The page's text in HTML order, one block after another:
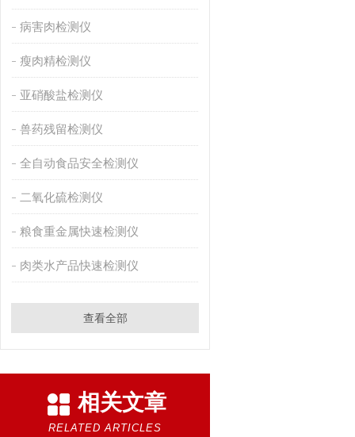
病害肉检测仪
瘦肉精检测仪
亚硝酸盐检测仪
兽药残留检测仪
全自动食品安全检测仪
二氧化硫检测仪
粮食重金属快速检测仪
肉类水产品快速检测仪
查看全部
相关文章
RELATED ARTICLES